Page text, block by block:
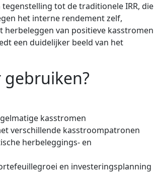
tot de traditionele IRR, die
het interne rendement zelf,
van positieve kasstromen
een duidelijker beeld van het
gebruiken?
kasstromen
verschillende kasstroompatronen
herbeleggings- en
en investeringsplanning